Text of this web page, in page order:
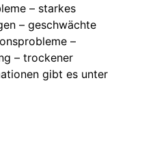
– starkes
– geschwächte
–
– trockener
gibt es unter